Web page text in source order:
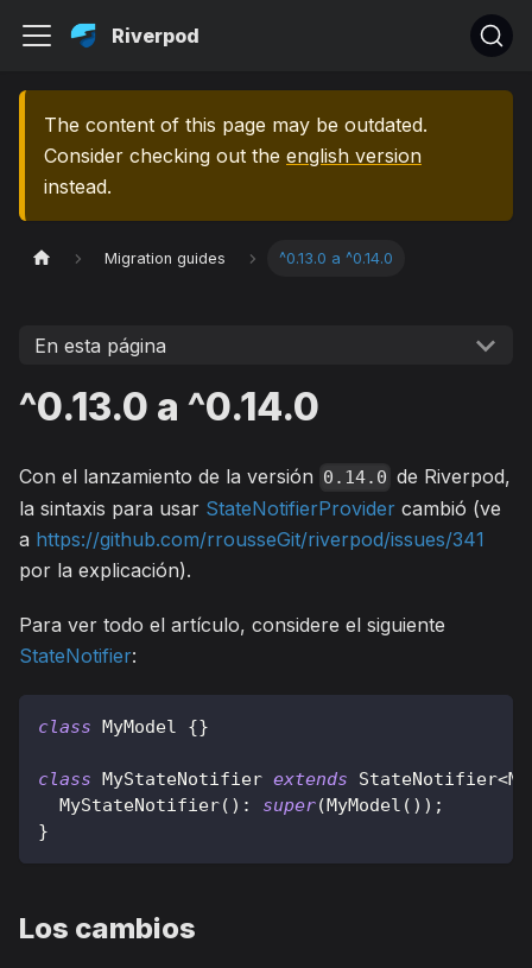
Riverpod
The content of this page may be outdated.
Consider checking out the english version
instead.
Migration guides ^0.13.0 a ^0.14.0
En esta página
^0.13.0 a ^0.14.0
Con el lanzamiento de la versión 0.14.0 de Riverpod,
la sintaxis para usar StateNotifierProvider cambió (ve
a https://github.com/rrousseGit/riverpod/issues/341
por la explicación).
Para ver todo el artículo, considere el siguiente
StateNotifier:
class MyModel {}
class MyStateNotifier extends StateNotifier<
MyStateNotifier( ) : super(MyModel ( ) ) ;
}
Los cambios